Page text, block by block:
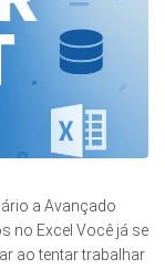
a Avançado
no Excel Você já se
ao tentar trabalhar